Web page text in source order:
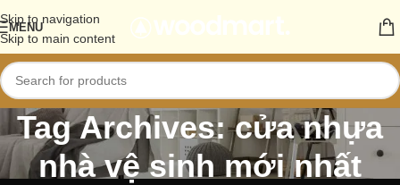
Skip to navigation
Skip to main content
MENU
Tag Archives: cửa nhựa
nhà vệ sinh mới nhất